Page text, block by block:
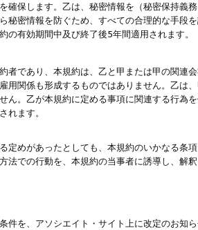
確保します。乙は、秘密情報を（秘密保持義
秘密情報を防ぐため、すべての合理的な手段
の有効期間中及び終了後5年間適用されます。
者であり、本規約は、乙と甲または甲の関連
用関係も形成するものではありません。乙は
ん。乙が本規約に定める事項に関連する行為
れます。
定めがあったとしても、本規約のいかなる条
法での行動を、本規約の当事者に誘導し、解
件を、アソシエイト・サイト上に改定のお知